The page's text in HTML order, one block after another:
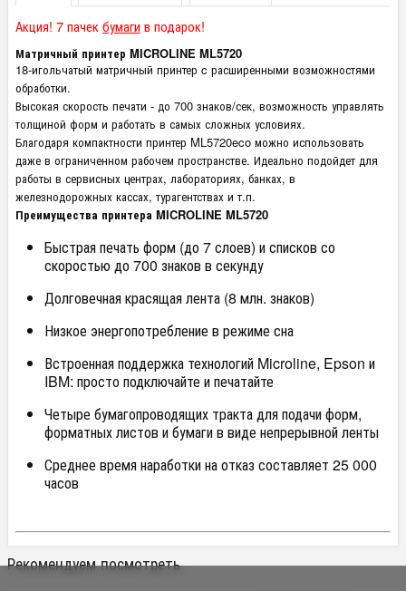
Акция! 7 пачек бумаги в подарок!
Матричный принтер MICROLINE ML5720
18-игольчатый матричный принтер c расширенными возможностями
обработки.
Высокая скорость печати - до 700 знаков/сек, возможность управлять
толщиной форм и работать в самых сложных условиях.
Благодаря компактности принтер ML5720eco можно использовать
даже в ограниченном рабочем пространстве. Идеально подойдет для
работы в сервисных центрах, лабораториях, банках, в
железнодорожных кассах, турагентствах и т.п.
Преимущества принтера MICROLINE ML5720
Быстрая печать форм (до 7 слоев) и списков со
скоростью до 700 знаков в секунду
Долговечная красящая лента (8 млн. знаков)
Низкое энергопотребление в режиме сна
Встроенная поддержка технологий Microline, Epson и
IBM: просто подключайте и печатайте
Четыре бумагопроводящих тракта для подачи форм,
форматных листов и бумаги в виде непрерывной ленты
Среднее время наработки на отказ составляет 25 000
часов
Рекомендуем посмотреть